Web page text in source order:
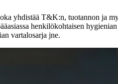
yhdistää T&K:n, tuotannon ja
henkilökohtaisen
vartalosarja jne.